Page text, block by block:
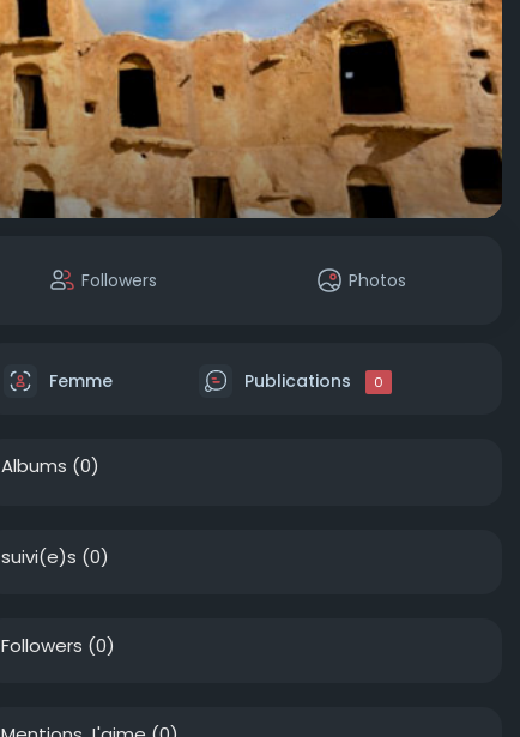
Followers Photos
Femme Publications 0
Albums (0)
suivi(e)s (0)
Followers (0)